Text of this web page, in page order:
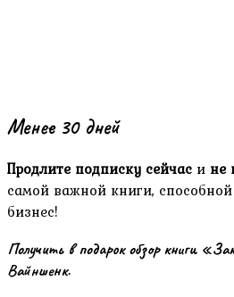
Менее 30 дней
Продлите подписку сейчас и не
самой важной книги,
бизнес!
Получить в подарок обзор книги
Вайншенк.